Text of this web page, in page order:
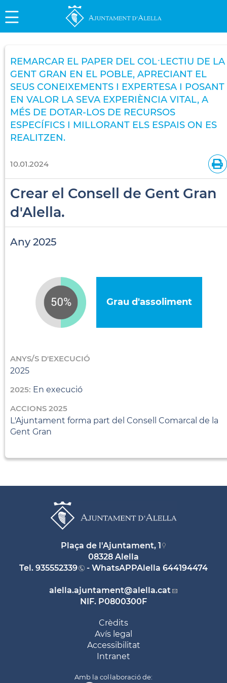
REMARCAR EL PAPER DEL COL·LECTIU DE LA
GENT GRAN EN EL POBLE, APRECIANT EL
SEUS CONEIXEMENTS I EXPERTESA I POSANT
EN VALOR LA SEVA EXPERIÈNCIA VITAL, A
MÉS DE DOTAR-LOS DE RECURSOS
ESPECÍFICS I MILLORANT ELS ESPAIS ON ES
REALITZEN.
10.01.2024
Crear el Consell de Gent Gran
d'Alella.
Any 2025
Grau d'assoliment
ANYS/S D'EXECUCIÓ
2025
2025: En execució
ACCIONS 2025
L'Ajuntament forma part del Consell Comarcal de la
Gent Gran
Plaça de l'Ajuntament, 1
08328 Alella
Tel. 935552339 - WhatsAPPAlella 644194474
alella.ajuntament@alella.cat
NIF. P0800300F
Crèdits
Avís legal
Accessibilitat
Intranet
Amb la col·laboració de: